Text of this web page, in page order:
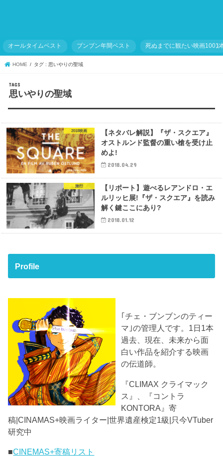
オールタイムベスト ブンブン年間ベスト 死ぬまでに観たい映画1001
HOME タグ : 思いやりの聖域
思いやりの聖域
2018映画
【ネタバレ解説】『ザ・スクエア』
オストルンド監督の重い槍を受け止
めよ!
2018.04.29
旅行
【リポート】遊べるレアンドロ・エ
ルリッヒ展!『ザ・スクエア』を読み
解く鍵ここにあり?
2018.01.12
Profile
｢チェ・ブンブンのティー
マ｣の管理人です。1日1本
過去、現在、未来から面
白い作品を紹介する映画
の伝道師。
『CLIMAX クライマック
ス』、『コントラ
KONTORA』寄
稿|CINAMAS+映画ライター|世界遺産検定1級|只今VTuber
研究中
■CINEMAS+寄稿リスト